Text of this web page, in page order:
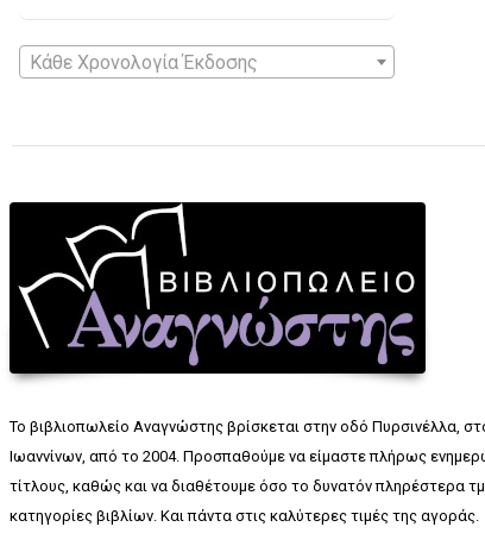
Κάθε Χρονολογία Έκδοσης
Το βιβλιοπωλείο Αναγνώστης βρίσκεται στην οδό Πυρσινέλλα,
Ιωαννίνων, από το 2004. Προσπαθούμε να είμαστε πλήρως
τίτλους, καθώς και να διαθέτουμε όσο το δυνατόν πληρέστερα
κατηγορίες βιβλίων. Και πάντα στις καλύτερες τιμές της αγοράς.